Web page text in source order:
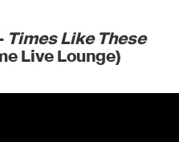
Times Like These
Live Lounge)